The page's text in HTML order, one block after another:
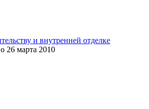
и внутренней отделке
26 марта 2010